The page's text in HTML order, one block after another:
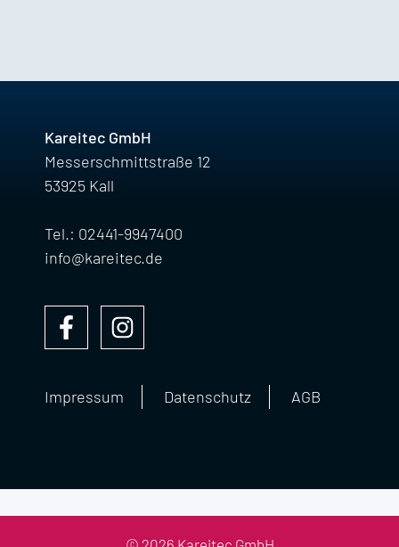
Kareitec GmbH
Messerschmittstraße 12
53925 Kall
Tel.: 02441-9947400
info@kareitec.de
Impressum Datenschutz AGB